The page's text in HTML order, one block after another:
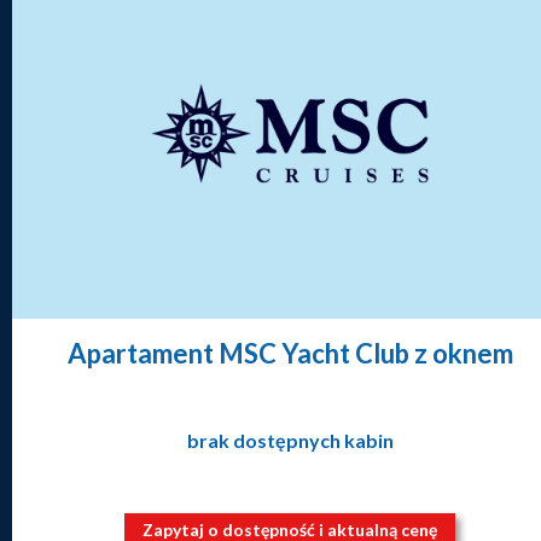
Apartament MSC Yacht Club z oknem
brak dostępnych kabin
Zapytaj o dostępność i aktualną cenę